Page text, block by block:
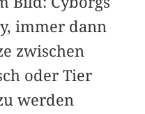
immer dann
zwischen
oder Tier
werden